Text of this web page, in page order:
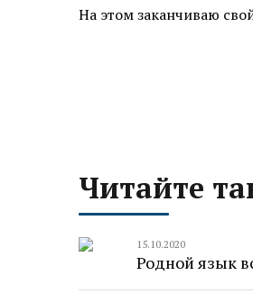
На этом заканчиваю
Читайте
15.10.2020
Родной язык